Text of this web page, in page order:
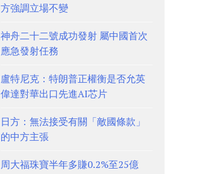
方強調立場不變
神舟二十二號成功發射 屬中國首次
應急發射任務
盧特尼克：特朗普正權衡是否允英
偉達對華出口先進AI芯片
日方：無法接受有關「敵國條款」
的中方主張
周大福珠寶半年多賺0.2%至25億